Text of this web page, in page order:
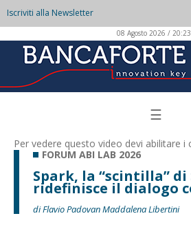
Iscriviti alla Newsletter
08 Agosto 2026 / 20:23
☰
Per vedere questo video devi abilitare i
FORUM ABI LAB 2026
Spark, la “scintilla” di
ridefinisce il dialogo
di Flavio Padovan Maddalena Libertini